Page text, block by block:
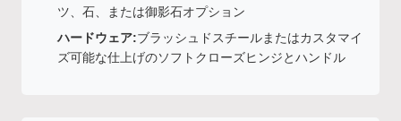
ツ、石、または御影石オプション
ハードウェア:ブラッシュドスチールまたはカスタマイ
ズ可能な仕上げのソフトクローズヒンジとハンドル